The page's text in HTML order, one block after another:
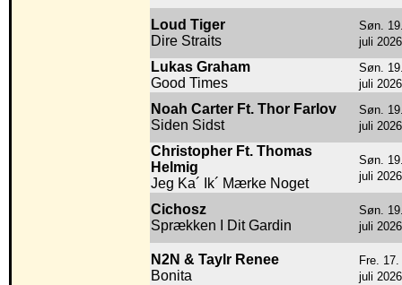
Loud Tiger
Dire Straits
Søn.
juli 2026
Lukas Graham
Good Times
Søn.
juli 2026
Noah Carter Ft. Thor Farlov
Siden Sidst
Søn.
juli 2026
Christopher Ft. Thomas
Helmig
Jeg Ka´ Ik´ Mærke Noget
Søn.
juli 2026
Cichosz
Sprækken I Dit Gardin
Søn.
juli 2026
N2N & Taylr Renee
Bonita
Fre. 17.
juli 2026